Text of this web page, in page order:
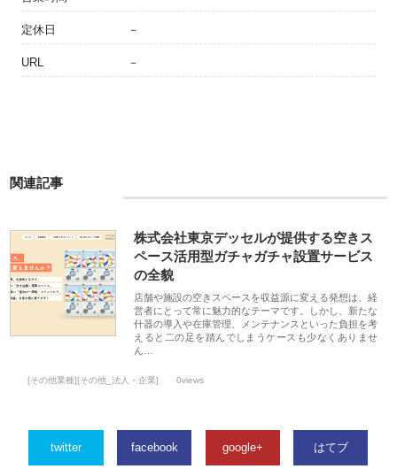
定休日 －
URL －
関連記事
株式会社東京デッセルが提供する空きス
ペース活用型ガチャガチャ設置サービス
の全貌
店舗や施設の空きスペースを収益源に変える発想は、経
営者にとって常に魅力的なテーマです。しかし、新たな
什器の導入や在庫管理、メンテナンスといった負担を考
えると二の足を踏んでしまうケースも少なくありませ
ん…
[その他業種][その他_法人・企業] 0views
twitter facebook google+ はてブ